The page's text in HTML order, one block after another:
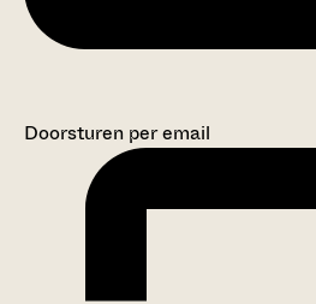
Doorsturen per email